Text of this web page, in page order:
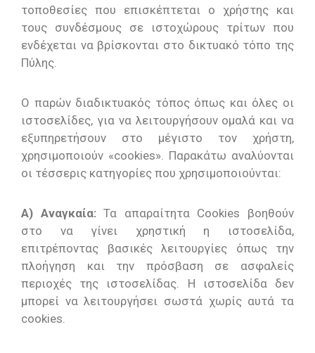
τοποθεσίες που επισκέπτεται ο χρήστης και
τους συνδέσμους σε ιστοχώρους τρίτων που
ενδέχεται να βρίσκονται στο δικτυακό τόπο της
Πύλης.
Ο παρών διαδικτυακός τόπος όπως και όλες οι
ιστοσελίδες, για να λειτουργήσουν ομαλά και να
εξυπηρετήσουν στο μέγιστο τον χρήστη,
χρησιμοποιούν «cookies». Παρακάτω αναλύονται
οι τέσσερις κατηγορίες που χρησιμοποιούνται:
Α) Αναγκαία:Τα απαραίτητα Cookies βοηθούν
στο να γίνει χρηστική η ιστοσελίδα,
επιτρέποντας βασικές λειτουργίες όπως την
πλοήγηση και την πρόσβαση σε ασφαλείς
περιοχές της ιστοσελίδας. Η ιστοσελίδα δεν
μπορεί να λειτουργήσει σωστά χωρίς αυτά τα
cookies.